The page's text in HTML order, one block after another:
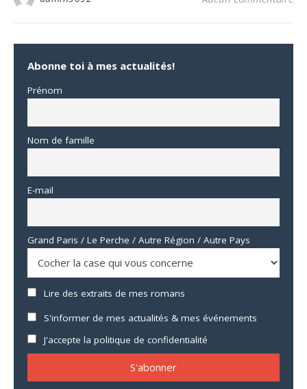
Abonne toi à mes actualités!
Prénom
Nom de famille
E-mail
Grand Paris / Le Perche / Autre Région / Autre Pays
Lire des extraits de mes romans
S'informer de mes actualités & mes événements
J'accepte la politique de confidentialité